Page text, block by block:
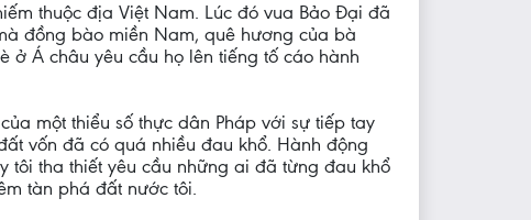
thuộc địa Việt Nam. Lúc đó vua Bảo Đại đã
đồng bào miền Nam, quê hương của bà
ở Á châu yêu cầu họ lên tiếng tố cáo hành
một thiểu số thực dân Pháp với sự tiếp tay
vốn đã có quá nhiều đau khổ. Hành động
tôi tha thiết yêu cầu những ai đã từng đau khổ
tàn phá đất nước tôi.